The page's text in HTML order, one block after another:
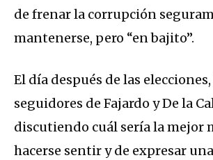
de frenar la corrupción
mantenerse, pero “en bajito”.
El día después de las
seguidores de Fajardo y De la
discutiendo cuál sería la mejor
hacerse sentir y de expresar